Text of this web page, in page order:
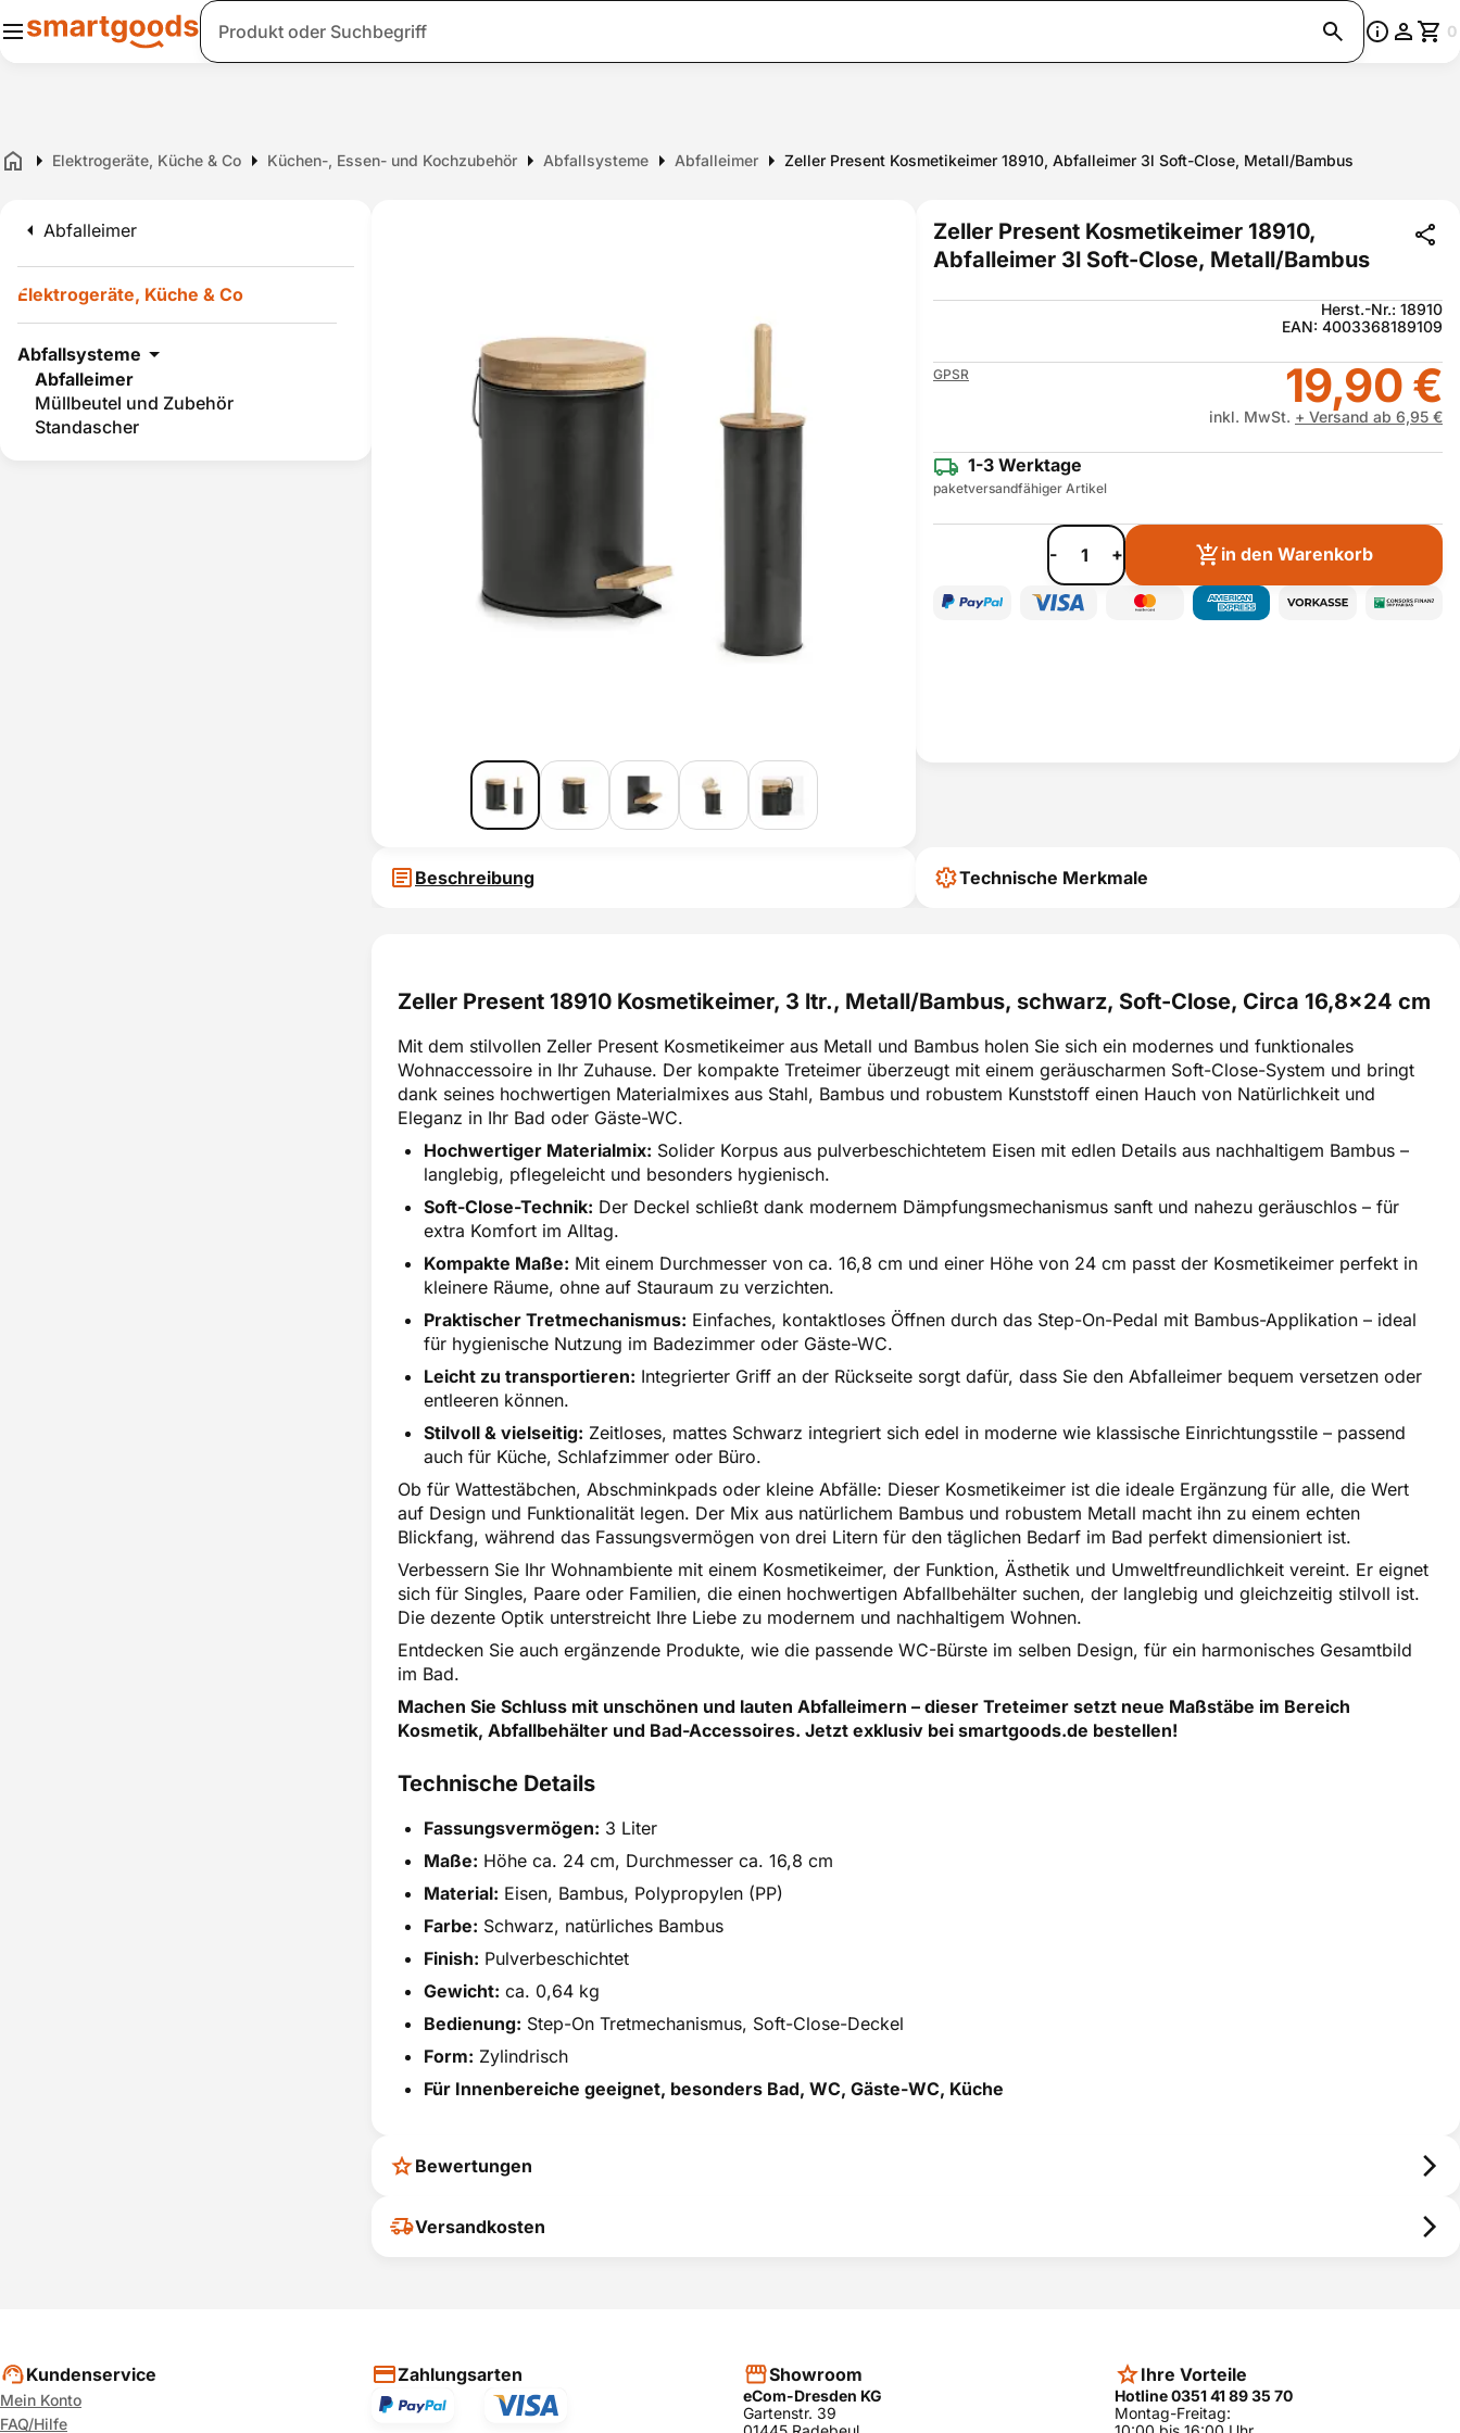
Suche 0
Home Elektrogeräte, Küche & Co Küchen-, Essen- und Kochzubehör Abfallsysteme Abfalleimer Zeller Present Kosmetikeimer 18910, Abfalleimer 3l Soft-Close, Metall/Bambus
Abfalleimer
Elektrogeräte, Küche & Co
Abfallsysteme
Abfalleimer
Müllbeutel und Zubehör
Standascher
Zeller Present Kosmetikeimer 18910,
Abfalleimer 3l Soft-Close, Metall/Bambus
Herst.-Nr.: 18910
EAN: 4003368189109
GPSR 19,90 €
inkl. MwSt. + Versand ab 6,95 €
1-3 Werktage
paketversandfähiger Artikel
- + in den Warenkorb
Beschreibung Technische Merkmale
Zeller Present 18910 Kosmetikeimer, 3 ltr., Metall/Bambus, schwarz, Soft-Close, Circa 16,8x24 cm
Mit dem stilvollen Zeller Present Kosmetikeimer aus Metall und Bambus holen Sie sich ein modernes und funktionales
Wohnaccessoire in Ihr Zuhause. Der kompakte Treteimer überzeugt mit einem geräuscharmen Soft-Close-System und bringt
dank seines hochwertigen Materialmixes aus Stahl, Bambus und robustem Kunststoff einen Hauch von Natürlichkeit und
Eleganz in Ihr Bad oder Gäste-WC.
Hochwertiger Materialmix: Solider Korpus aus pulverbeschichtetem Eisen mit edlen Details aus nachhaltigem Bambus –
langlebig, pflegeleicht und besonders hygienisch.
Soft-Close-Technik: Der Deckel schließt dank modernem Dämpfungsmechanismus sanft und nahezu geräuschlos – für
extra Komfort im Alltag.
Kompakte Maße: Mit einem Durchmesser von ca. 16,8 cm und einer Höhe von 24 cm passt der Kosmetikeimer perfekt in
kleinere Räume, ohne auf Stauraum zu verzichten.
Praktischer Tretmechanismus: Einfaches, kontaktloses Öffnen durch das Step-On-Pedal mit Bambus-Applikation – ideal
für hygienische Nutzung im Badezimmer oder Gäste-WC.
Leicht zu transportieren: Integrierter Griff an der Rückseite sorgt dafür, dass Sie den Abfalleimer bequem versetzen oder
entleeren können.
Stilvoll & vielseitig: Zeitloses, mattes Schwarz integriert sich edel in moderne wie klassische Einrichtungsstile – passend
auch für Küche, Schlafzimmer oder Büro.
Ob für Wattestäbchen, Abschminkpads oder kleine Abfälle: Dieser Kosmetikeimer ist die ideale Ergänzung für alle, die Wert
auf Design und Funktionalität legen. Der Mix aus natürlichem Bambus und robustem Metall macht ihn zu einem echten
Blickfang, während das Fassungsvermögen von drei Litern für den täglichen Bedarf im Bad perfekt dimensioniert ist.
Verbessern Sie Ihr Wohnambiente mit einem Kosmetikeimer, der Funktion, Ästhetik und Umweltfreundlichkeit vereint. Er eignet
sich für Singles, Paare oder Familien, die einen hochwertigen Abfallbehälter suchen, der langlebig und gleichzeitig stilvoll ist.
Die dezente Optik unterstreicht Ihre Liebe zu modernem und nachhaltigem Wohnen.
Entdecken Sie auch ergänzende Produkte, wie die passende WC-Bürste im selben Design, für ein harmonisches Gesamtbild
im Bad.
Machen Sie Schluss mit unschönen und lauten Abfalleimern – dieser Treteimer setzt neue Maßstäbe im Bereich
Kosmetik, Abfallbehälter und Bad-Accessoires. Jetzt exklusiv bei smartgoods.de bestellen!
Technische Details
Fassungsvermögen: 3 Liter
Maße: Höhe ca. 24 cm, Durchmesser ca. 16,8 cm
Material: Eisen, Bambus, Polypropylen (PP)
Farbe: Schwarz, natürliches Bambus
Finish: Pulverbeschichtet
Gewicht: ca. 0,64 kg
Bedienung: Step-On Tretmechanismus, Soft-Close-Deckel
Form: Zylindrisch
Für Innenbereiche geeignet, besonders Bad, WC, Gäste-WC, Küche
Bewertungen
Ihr Feedback hilft uns, uns ständig zu
Versandkosten
Kundenservice
Mein Konto
FAQ/Hilfe
Zahlungsarten Showroom
eCom-Dresden KG
Gartenstr. 39
Ihre Vorteile
Hotline 0351 41 89 35 70
Montag-Freitag: